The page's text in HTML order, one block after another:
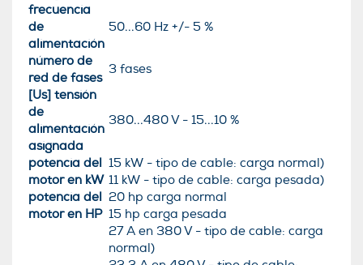
frecuencia
de
alimentación
50...60 Hz +/- 5 %
número de
red de fases
3 fases
[Us] tensión
de
alimentación
asignada
380...480 V - 15...10 %
potencia del
motor en kW
15 kW - tipo de cable: carga normal)
11 kW - tipo de cable: carga pesada)
potencia del
motor en HP
20 hp carga normal
15 hp carga pesada
27 A en 380 V - tipo de cable: carga
normal)